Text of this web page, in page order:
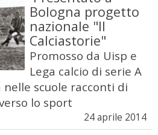
Bologna progetto
nazionale "Il
Calciastorie"
Promosso da Uisp e
Lega calcio di serie A
scuole racconti di
lo sport
24 aprile 2014